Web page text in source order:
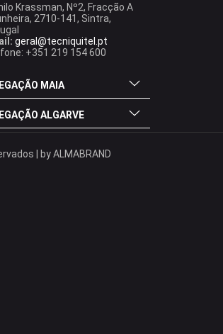
Krassman, Nº2, Fracção A
2710-141, Sintra,
geral@tecniquitel.pt
+351 219 154 600
MAIA
ALGARVE
| byALMABRAND